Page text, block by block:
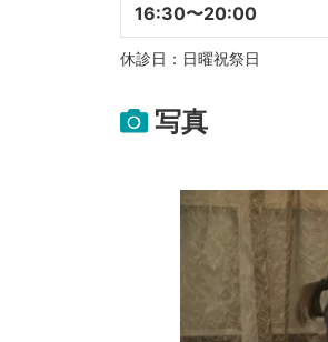
16:30〜20:00
休診日：日曜祝祭日
写真